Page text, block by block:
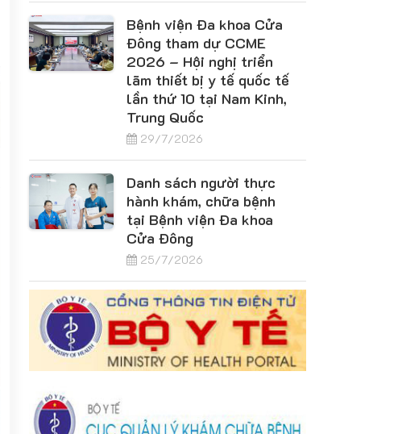
Bệnh viện Đa khoa Cửa
Đông tham dự CCME
2026 – Hội nghị triển
lãm thiết bị y tế quốc tế
lần thứ 10 tại Nam Kinh,
Trung Quốc
29/7/2026
Danh sách người thực
hành khám, chữa bệnh
tại Bệnh viện Đa khoa
Cửa Đông
25/7/2026